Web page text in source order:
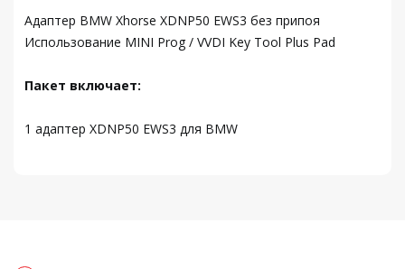
Адаптер BMW Xhorse XDNP50 EWS3 без припоя
Использование MINI Prog / VVDI Key Tool Plus Pad
Пакет включает:
1 адаптер XDNP50 EWS3 для BMW